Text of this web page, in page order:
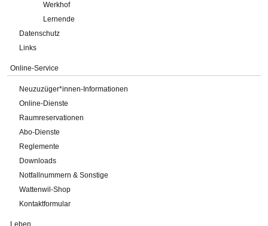
Werkhof
Lernende
Datenschutz
Links
Online-Service
Neuzuzüger*innen-Informationen
Online-Dienste
Raumreservationen
Abo-Dienste
Reglemente
Downloads
Notfallnummern & Sonstige
Wattenwil-Shop
Kontaktformular
Leben